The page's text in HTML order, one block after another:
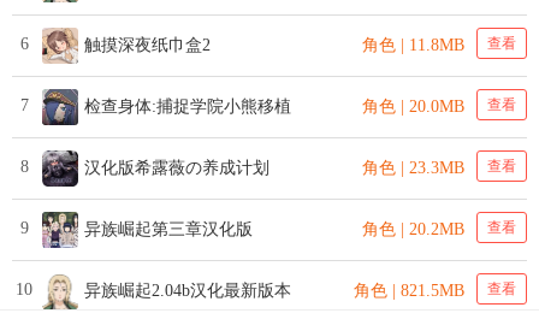
6 触摸深夜纸巾盒2 角色 | 11.8MB 查看
7 检查身体:捕捉学院小熊移植 角色 | 20.0MB 查看
8 汉化版希露薇の养成计划 角色 | 23.3MB 查看
9 异族崛起第三章汉化版 角色 | 20.2MB 查看
10 异族崛起2.04b汉化最新版本 角色 | 821.5MB 查看